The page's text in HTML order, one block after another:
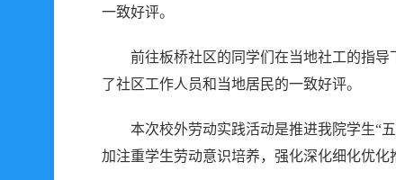
一致好评。
前往板桥社区的同学们在当地社工的指
了社区工作人员和当地居民的一致好评。
本次校外劳动实践活动是推进我院学生“
加注重学生劳动意识培养，强化深化细化优化